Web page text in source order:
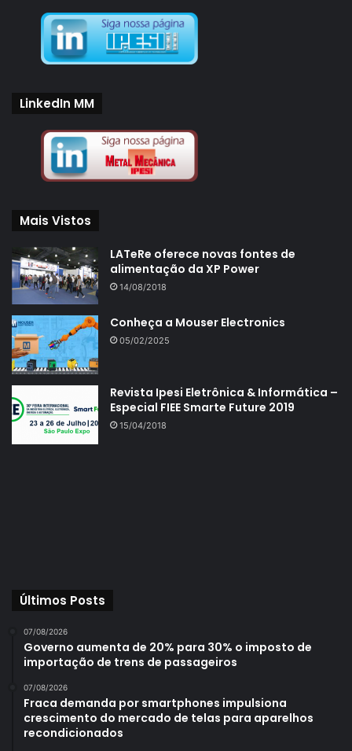
LinkedIn MM
Mais Vistos
LATeRe oferece novas fontes de
alimentação da XP Power
14/08/2018
Conheça a Mouser Electronics
05/02/2025
Revista Ipesi Eletrônica & Informática –
Especial FIEE Smarte Future 2019
15/04/2018
Últimos Posts
07/08/2026
Governo aumenta de 20% para 30% o imposto de
importação de trens de passageiros
07/08/2026
Fraca demanda por smartphones impulsiona
crescimento do mercado de telas para aparelhos
recondicionados